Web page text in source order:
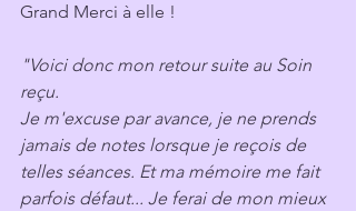
Grand Merci à elle !
"Voici donc mon retour suite au Soin
reçu.
Je m'excuse par avance, je ne prends
jamais de notes lorsque je reçois de
telles séances. Et ma mémoire me fait
parfois défaut... Je ferai de mon mieux